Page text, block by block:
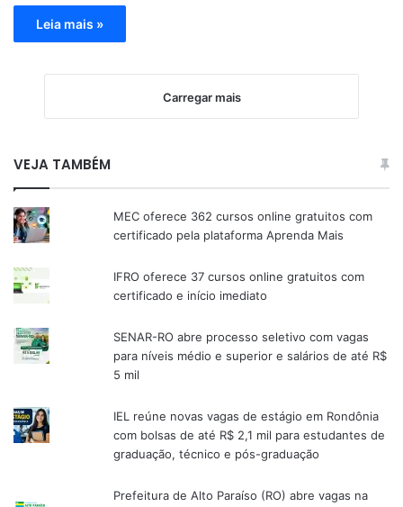
Leia mais »
Carregar mais
VEJA TAMBÉM
MEC oferece 362 cursos online gratuitos com
certificado pela plataforma Aprenda Mais
IFRO oferece 37 cursos online gratuitos com
certificado e início imediato
SENAR-RO abre processo seletivo com vagas
para níveis médio e superior e salários de até R$
5 mil
IEL reúne novas vagas de estágio em Rondônia
com bolsas de até R$ 2,1 mil para estudantes de
graduação, técnico e pós-graduação
Prefeitura de Alto Paraíso (RO) abre vagas na